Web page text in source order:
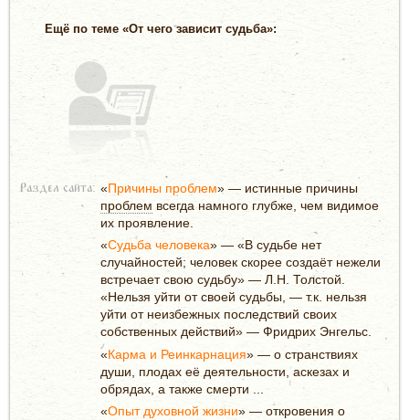
Ещё по теме «От чего зависит судьба»:
Раздел сайта: «Причины проблем» — истинные причины
проблем всегда намного глубже, чем видимое
их проявление.
«Судьба человека» — «В судьбе нет
случайностей; человек скорее создаёт нежели
встречает свою судьбу» — Л.Н. Толстой.
«Нельзя уйти от своей судьбы, — т.к. нельзя
уйти от неизбежных последствий своих
собственных действий» — Фридрих Энгельс.
«Карма и Реинкарнация» — о странствиях
души, плодах её деятельности, аскезах и
обрядах, а также смерти ...
«Опыт духовной жизни» — откровения о